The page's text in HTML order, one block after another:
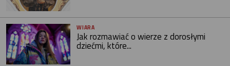
WIARA
Jak rozmawiać o wierze z dorosłymi
dziećmi, które...